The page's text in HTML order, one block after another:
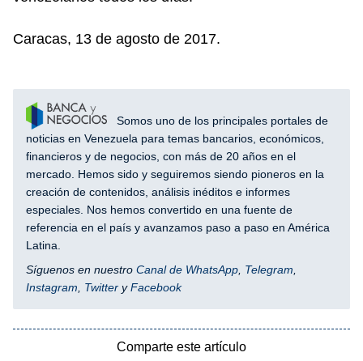
Caracas, 13 de agosto de 2017.
Somos uno de los principales portales de
noticias en Venezuela para temas bancarios, económicos,
financieros y de negocios, con más de 20 años en el
mercado. Hemos sido y seguiremos siendo pioneros en la
creación de contenidos, análisis inéditos e informes
especiales. Nos hemos convertido en una fuente de
referencia en el país y avanzamos paso a paso en América
Latina.
Síguenos en nuestro Canal de WhatsApp Telegram
Instagram
Twitter yFacebook
Comparte este artículo